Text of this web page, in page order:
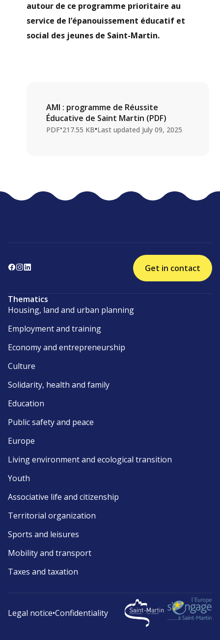
autour de ce programme prioritaire au
service de l’épanouissement éducatif et
social des jeunes de Saint-Martin.
AMI : programme de Réussite
Éducative de Saint Martin (PDF)
PDF•217.55 KB•Last updated July 09, 2025
Get in contact
Thematics
Housing, land and urban planning
Employment and training
Economy and entrepreneurship
Culture
Solidarity, health and family
Education
Public safety and peace
Europe
Living environment and ecological transition
Youth
Associative life and citizenship
Territorial organization
Sports and leisures
Mobility and transport
Taxes and taxation
Legal notice•Confidentiality